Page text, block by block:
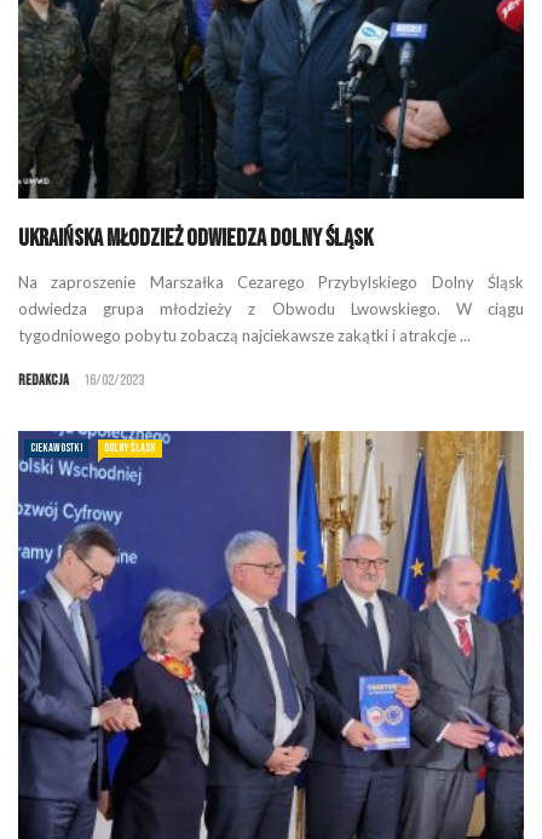
Ukraińska młodzież odwiedza Dolny Śląsk
Na zaproszenie Marszałka Cezarego Przybylskiego Dolny Śląsk
odwiedza grupa młodzieży z Obwodu Lwowskiego. W ciągu
tygodniowego pobytu zobaczą najciekawsze zakątki i atrakcje ...
Redakcja 16/02/2023
CIEKAWOSTKI DOLNY ŚLĄSK